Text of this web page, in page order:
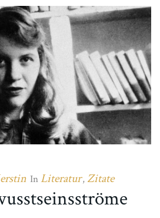
In Literatur, Zitate